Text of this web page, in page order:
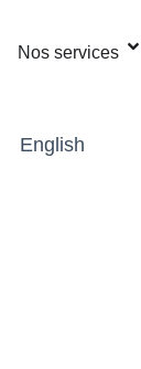
Nos services
English